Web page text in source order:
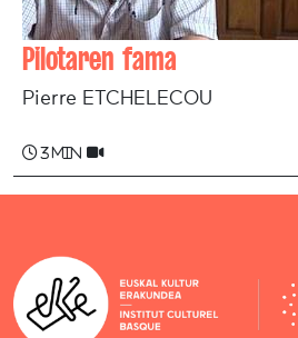
Pilotaren fama
Pierre ETCHELECOU
3 min